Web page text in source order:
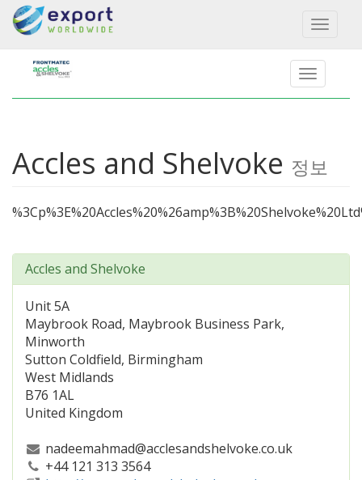
Toggle
Accles and Shelvoke 정보
Accles and Shelvoke
Unit 5A
Maybrook Road, Maybrook Business Park,
Minworth
Sutton Coldfield, Birmingham
West Midlands
B76 1AL
United Kingdom
nadeemahmad@acclesandshelvoke.co.uk
+44 121 313 3564